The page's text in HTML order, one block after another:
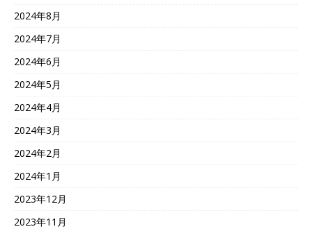
2024年8月
2024年7月
2024年6月
2024年5月
2024年4月
2024年3月
2024年2月
2024年1月
2023年12月
2023年11月